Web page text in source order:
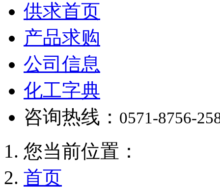
供求首页
产品求购
公司信息
化工字典
咨询热线： 0571-8756-
您当前位置：
首页